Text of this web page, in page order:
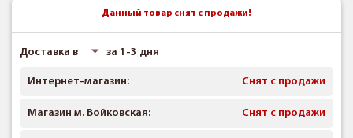
Данный товар снят с продажи!
Доставка в за 1-3 дня
Интернет-магазин: Снят с продажи
Магазин м. Войковская: Снят с продажи